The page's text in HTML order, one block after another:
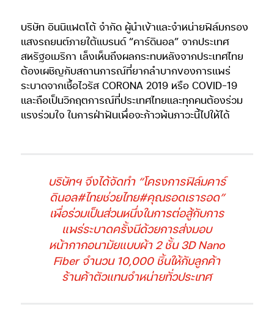
บริษัท อินนิแฟตโต้ จำกัด ผู้นำเข้าและจำหน่ายฟิล์มกรอง
แสงรถยนต์ภายใต้แบรนด์ “คาร์ดินอล” จากประเทศ
สหรัฐอเมริกา เล็งเห็นถึงผลกระทบหลังจากประเทศไทย
ต้องเผชิญกับสถานการณ์ที่ยากลำบากของการแพร่
ระบาดจากเชื้อไวรัส CORONA 2019 หรือ COVID-19
และถือเป็นวิกฤตการณ์ที่ประเทศไทยและทุกคนต้องร่วม
แรงร่วมใจ ในการฝ่าฟันเพื่อจะก้าวพ้นภาวะนี้ไปให้ได้
บริษัทฯ จึงได้จัดทำ “โครงการฟิล์มคาร์
ดินอล#ไทยช่วยไทย#คุณรอดเรารอด”
เพื่อร่วมเป็นส่วนหนึ่งในการต่อสู้กับการ
แพร่ระบาดครั้งนีด้วยการส่งมอบ
หน้ากากอนามัยแบบผ้า 2 ชั้น 3D Nano
Fiber จำนวน 10,000 ชิ้นให้กับลูกค้า
ร้านค้าตัวแทนจำหน่ายทั่วประเทศ